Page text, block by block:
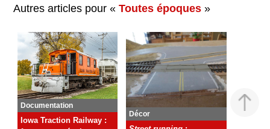
Autres articles pour « Toutes époques »
Documentation
Iowa Traction Railway :
Décor